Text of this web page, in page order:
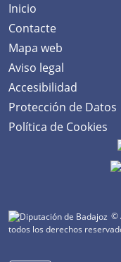
Inicio
Contacte
Mapa web
Aviso legal
Accesibilidad
Protección de Datos
Política de Cookies
©
todos los derechos